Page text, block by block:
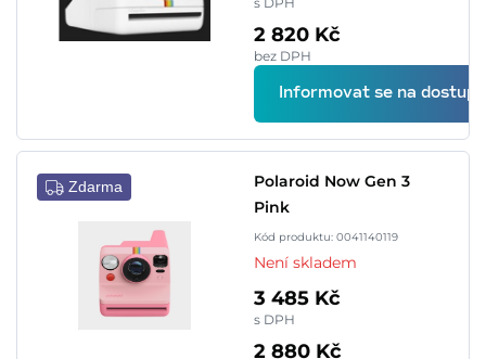
2 820 Kč
bez DPH
Informovat se na
Zdarma
Polaroid Now Gen 3
Pink
Kód produktu: 0041140119
Není skladem
3 485 Kč
s DPH
2 880 Kč